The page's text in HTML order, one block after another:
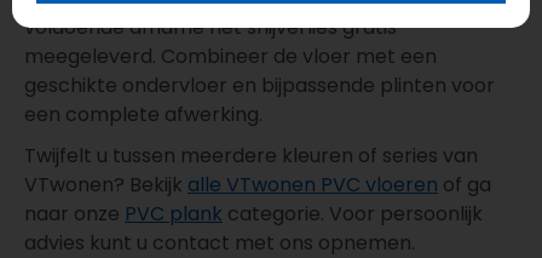
voldoende afname het snijverlies gratis
meegeleverd. Combineer de vloer met een
geschikte ondervloer en bijpassende plinten voor
een complete afwerking.
Twijfelt u tussen meerdere kleuren of series van
VTwonen? Bekijk alle VTwonen PVC vloeren of ga
naar onze PVC plank categorie. Voor persoonlijk
advies kunt u contact met ons opnemen.